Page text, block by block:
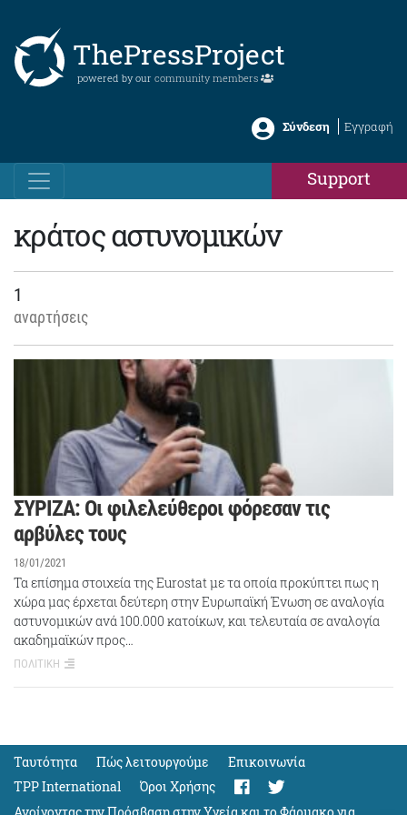
ThePressProject
powered by our community members
Σύνδεση Εγγραφή
Support
κράτος αστυνομικών
1
αναρτήσεις
ΣΥΡΙΖΑ: Οι φιλελεύθεροι φόρεσαν τις
αρβύλες τους
18/01/2021
Τα επίσημα στοιχεία της Eurostat με τα οποία προκύπτει πως η
χώρα μας έρχεται δεύτερη στην Ευρωπαϊκή Ένωση σε αναλογία
αστυνομικών ανά 100.000 κατοίκων, και τελευταία σε αναλογία
ακαδημαϊκών προς…
ΠΟΛΙΤΙΚΗ
Ταυτότητα Πώς λειτουργούμε
Eπικοινωνία
TPP International
Όροι Χρήσης